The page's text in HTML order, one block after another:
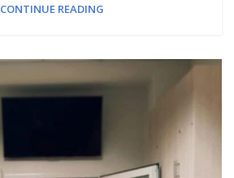
CONTINUE READING